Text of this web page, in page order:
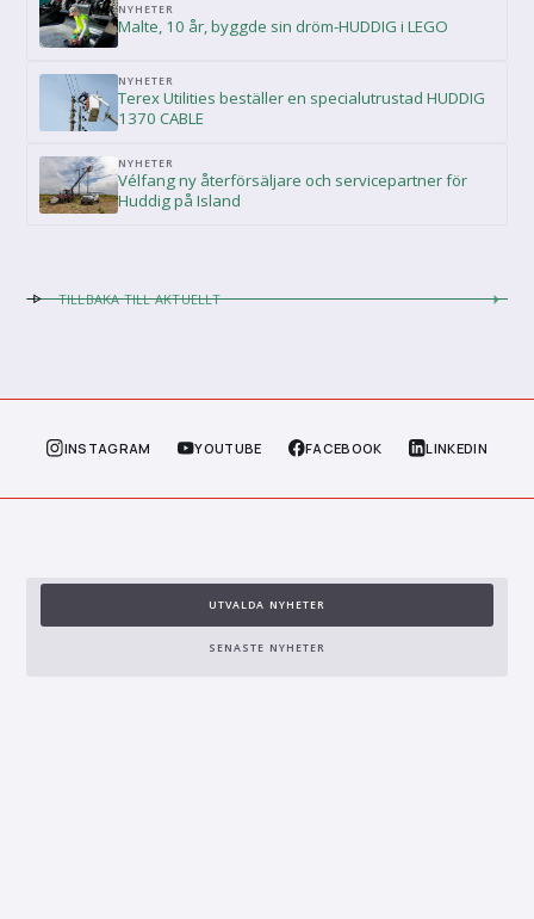
NYHETER
Malte, 10 år, byggde sin dröm-HUDDIG i LEGO
NYHETER
Terex Utilities beställer en specialutrustad HUDDIG
1370 CABLE
NYHETER
Vélfang ny återförsäljare och servicepartner för
Huddig på Island
TILLBAKA TILL AKTUELLT
INSTAGRAM YOUTUBE FACEBOOK LINKEDIN
UTVALDA NYHETER
SENASTE NYHETER